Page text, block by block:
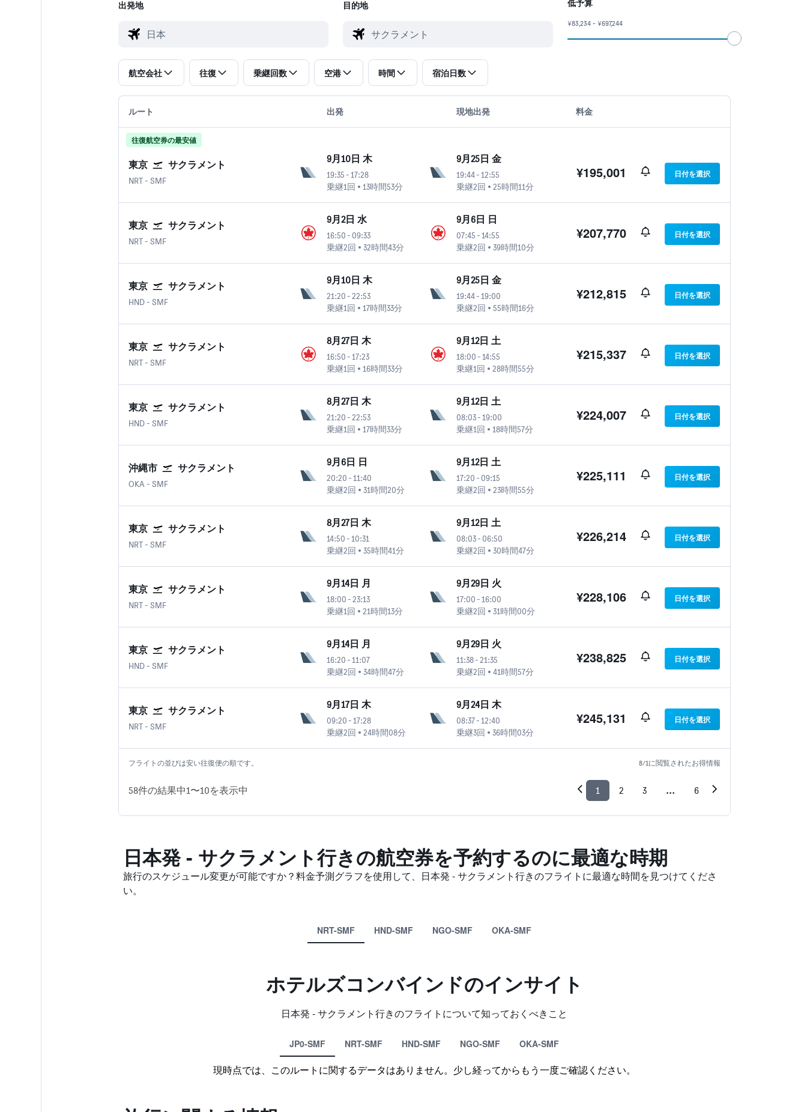
出発地 目的地 低予算
¥83,234 - ¥697,244
航空会社 往復 乗継回数 空港 時間 宿泊日数
ルート 出発 現地出発 料金
往復航空券の最安値
東京 サクラメント
NRT 東京 成田国際空港
- SMF
9月10日 木
19:35 - 17:28
乗継1回
13時間53分
9月25日 金
19:44-12:55
乗継2回
25時間11分
¥195,001 日付を選択
東京 サクラメント
NRT 東京 成田国際空港
- SMF
9月2日 水
16:50 - 09:33
乗継2回
32時間43分
9月6日 日
07:45-14:55
乗継2回
39時間10分
¥207,770 日付を選択
東京 サクラメント
HND 東京 羽田空港
- SMF
9月10日 木
21:20 - 22:53
乗継1回
17時間33分
9月25日 金
19:44-19:00
乗継2回
55時間16分
¥212,815 日付を選択
東京 サクラメント
NRT 東京 成田国際空港
- SMF
8月27日 木
16:50 - 17:23
乗継1回
16時間33分
9月12日 土
18:00-14:55
乗継1回
28時間55分
¥215,337 日付を選択
東京 サクラメント
HND 東京 羽田空港
- SMF
8月27日 木
21:20 - 22:53
乗継1回
17時間33分
9月12日 土
08:03-19:00
乗継1回
18時間57分
¥224,007 日付を選択
沖縄市 サクラメント
OKA 沖縄市 那覇空港
- SMF
9月6日 日
20:20 - 11:40
乗継2回
31時間20分
9月12日 土
17:20- 09:15
乗継2回
23時間55分
¥225,111 日付を選択
東京 サクラメント
NRT 東京 成田国際空港
- SMF
8月27日 木
14:50 - 10:31
乗継2回
35時間41分
9月12日 土
08:03- 06:50
乗継2回
30時間47分
¥226,214 日付を選択
東京 サクラメント
NRT 東京 成田国際空港
- SMF
9月14日 月
18:00 - 23:13
乗継1回
21時間13分
9月29日 火
17:00-16:00
乗継2回
31時間00分
¥228,106 日付を選択
東京 サクラメント
HND 東京 羽田空港
- SMF
9月14日 月
16:20 - 11:07
乗継2回
34時間47分
9月29日 火
11:38- 21:35
乗継2回
41時間57分
¥238,825 日付を選択
東京 サクラメント
NRT 東京 成田国際空港
- SMF
9月17日 木
09:20 - 17:28
乗継2回
24時間08分
9月24日 木
08:37-12:40
乗継3回
36時間03分
¥245,131 日付を選択
フライトの並びは安い往復便の順です。 8/1​に閲覧されたお得情報
58​件の結果中1​〜10​を表示中 1 2 3 ... 6
日本発 - サクラメント​行きの航空券を予約するのに最適な時期
旅行のスケジュール変更が可能ですか？料金予測グラフを使用して、日本発 - サクラメント​行きのフライトに最適な時間を見つけてくださ
い。
NRT-SMF HND-SMF NGO-SMF OKA-SMF
ホテルズコンバインド​のインサイト
日本​発 - サクラメント​行きのフライトについて知っておくべきこと
JP0-SMF NRT-SMF HND-SMF NGO-SMF OKA-SMF
現時点では、このルートに関するデータはありません。少し経ってからもう一度ご確認ください。